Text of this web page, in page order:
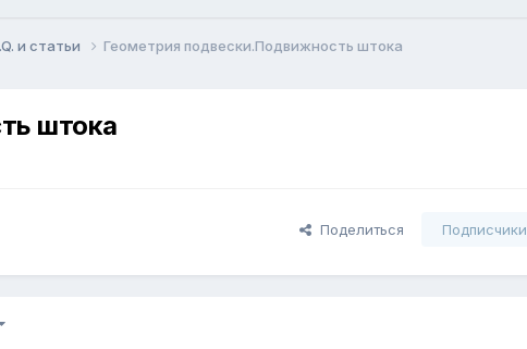
и статьи Геометрия подвески.Подвижность штока
штока
Поделиться Подписчики